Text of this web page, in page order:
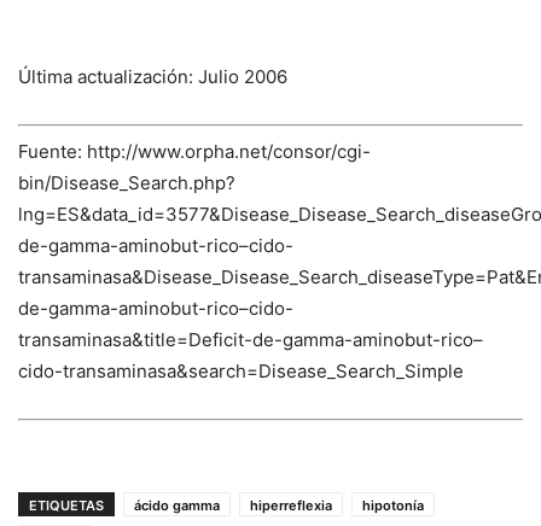
Última actualización: Julio 2006
Fuente: http://www.orpha.net/consor/cgi-
bin/Disease_Search.php?
de-gamma-aminobut-rico–cido-
de-gamma-aminobut-rico–cido-
transaminasa&title=Deficit-de-gamma-aminobut-rico–
cido-transaminasa&search=Disease_Search_Simple
ETIQUETAS ácido gamma hiperreflexia
hipotonía